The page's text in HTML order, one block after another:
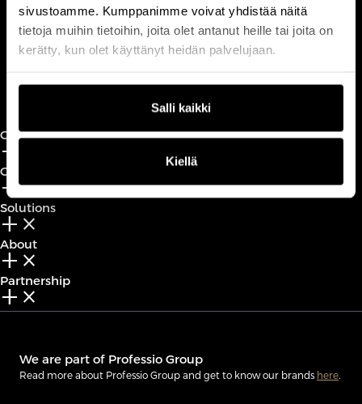
sivustoamme. Kumppanimme voivat yhdistää näitä
tietoja muihin tietoihin, joita olet antanut heille tai joita on
kerätty, kun olet käyttänyt heidän palvelujaan.
Salli kaikki
Kiellä
customerservice@professio.fi
Book a call
CxO Circles
add_2
CxO Academy
add_2close
Solutions
add_2 close
About
add_2 close
Partnership
add_2 close
We are part of Professio Group
Read more about Professio Group and get to know our brands here.